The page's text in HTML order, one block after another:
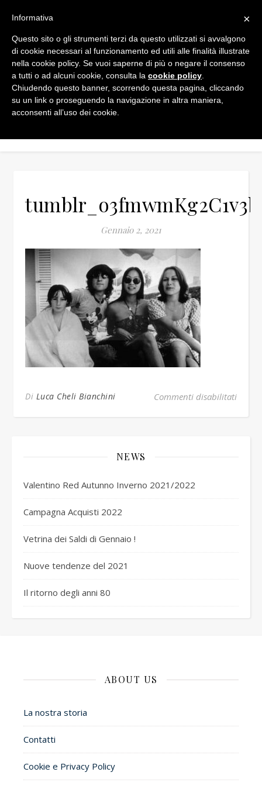
Gennaio 2, 2021
Di Luca Cheli Bianchini Commenti disabilitatisu
NEWS
Valentino Red Autunno Inverno 2021/2022
Campagna Acquisti 2022
Vetrina dei Saldi di Gennaio !
Nuove tendenze del 2021
Il ritorno degli anni 80
ABOUT US
La nostra storia
Contatti
Cookie e Privacy Policy
×
Informativa
Questo sito o gli strumenti terzi da questo utilizzati si avvalgono
di cookie necessari al funzionamento ed utili alle finalità illustrate
nella cookie policy. Se vuoi saperne di più o negare il consenso
a tutti o ad alcuni cookie, consulta la cookie policy
Chiudendo questo banner, scorrendo questa pagina, cliccando
su un link o proseguendo la navigazione in altra maniera,
acconsenti all’uso dei cookie.